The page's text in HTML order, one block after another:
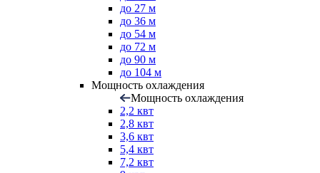
до 27 м
до 36 м
до 54 м
до 72 м
до 90 м
до 104 м
Мощность охлаждения
Мощность охлаждения
2,2 квт
2,8 квт
3,6 квт
5,4 квт
7,2 квт